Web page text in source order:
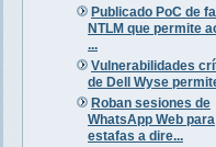
Publicado PoC de
NTLM que permite
...
Vulnerabilidades
de Dell Wyse
Roban sesiones de
WhatsApp Web para
estafas a dire...